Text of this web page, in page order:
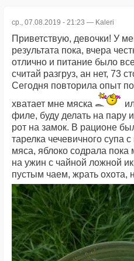
ср., 07.08.2019 - 21:23 — Kaleri
Приветствую, девочки! У
результата пока, вчера
отлично и питание было
считай разгруз, ан нет, 73
Сегодня повторила опыт
хватает мне мяска
филе, буду делать на пару
рот на замок. В рационе
тарелка чечевичного супа
мяса, яблоко содрала пока
на ужин с чайной ложной
пустым чаем, жрать охота,